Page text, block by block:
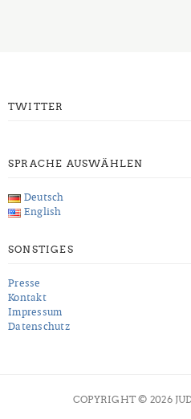
TWITTER
SPRACHE AUSWÄHLEN
Deutsch
English
SONSTIGES
Presse
Kontakt
Impressum
Datenschutz
COPYRIGHT © 2026